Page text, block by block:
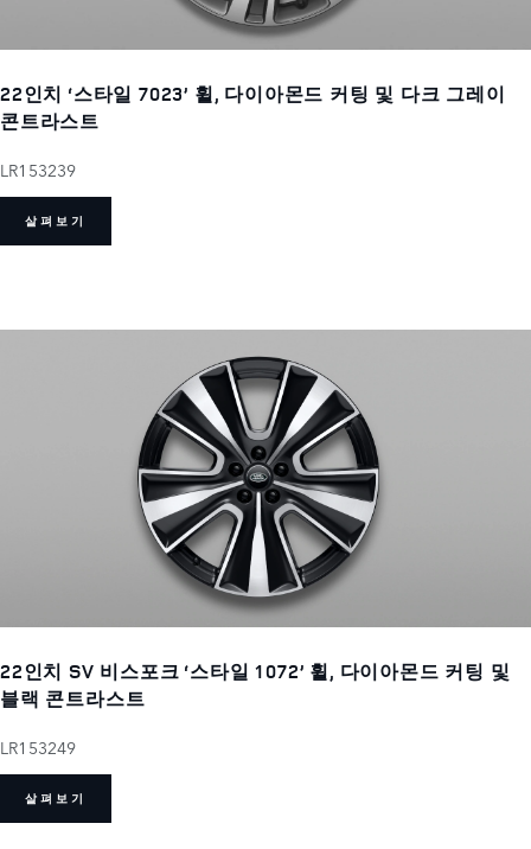
22인치 ‘스타일 7023’ 휠, 다이아몬드 커팅 및 다크 그레이
콘트라스트
LR153239
살펴보기
22인치 SV 비스포크 ‘스타일 1072’ 휠, 다이아몬드 커팅 및
블랙 콘트라스트
LR153249
살펴보기